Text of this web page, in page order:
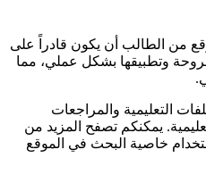
من الطالب أن يكون قادراً على
وتطبيقها بشكل عملي، مما
التعليمية والمراجعات
يمكنكم تصفح المزيد من
خاصية البحث في الموقع